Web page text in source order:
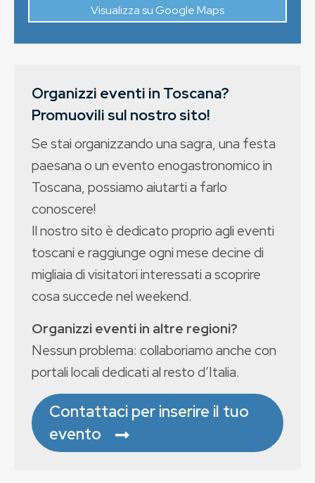
Visualizza su Google Maps
Organizzi eventi in Toscana?
Promuovili sul nostro sito!
Se stai organizzando una sagra, una festa
paesana o un evento enogastronomico in
Toscana, possiamo aiutarti a farlo
conoscere!
Il nostro sito è dedicato proprio agli eventi
toscani e raggiunge ogni mese decine di
migliaia di visitatori interessati a scoprire
cosa succede nel weekend.
Organizzi eventi in altre regioni?
Nessun problema: collaboriamo anche con
portali locali dedicati al resto d’Italia.
Contattaci per inserire il tuo
evento